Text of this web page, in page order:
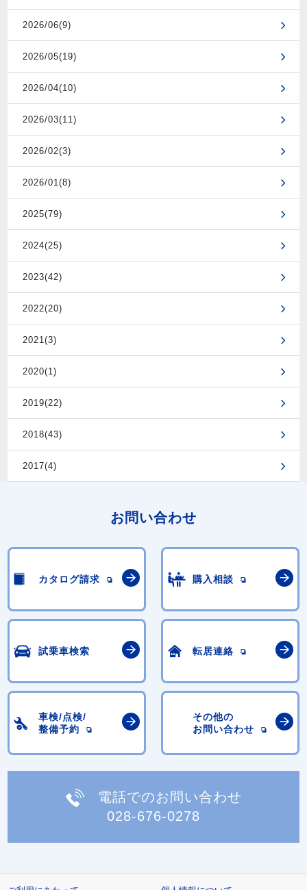
2026/06(9)
2026/05(19)
2026/04(10)
2026/03(11)
2026/02(3)
2026/01(8)
2025(79)
2024(25)
2023(42)
2022(20)
2021(3)
2020(1)
2019(22)
2018(43)
2017(4)
お問い合わせ
カタログ請求 購入相談
試乗車検索 転居連絡
車検/点検/
整備予約
その他の
お問い合わせ
電話でのお問い合わせ
028-676-0278